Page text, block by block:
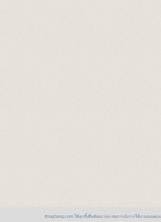
BlogGang.com ใช้คุกกี้เพื่อพัฒนาประสบการณ์การใช้งานของคุณ